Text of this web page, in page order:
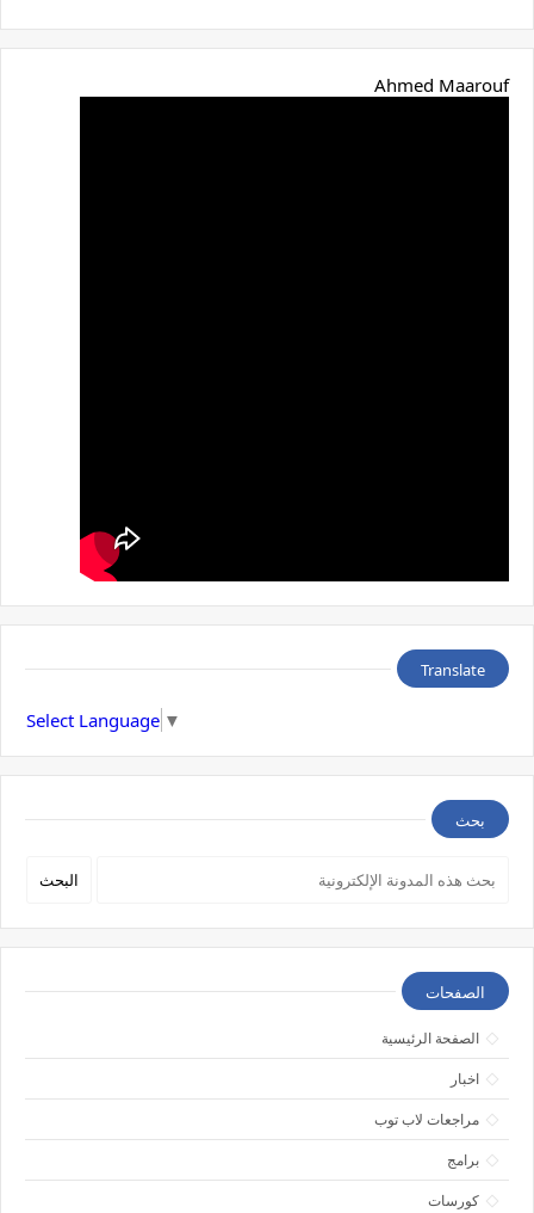
Ahmed Maarouf
Translate
Select Language ▼
بحث
الصفحات
الصفحة الرئيسية
اخبار
مراجعات لاب توب
برامج
كورسات